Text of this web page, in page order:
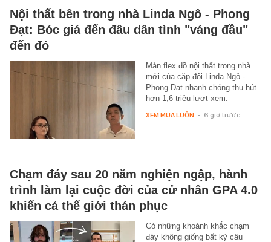
Nội thất bên trong nhà Linda Ngô - Phong
Đạt: Bóc giá đến đâu dân tình "váng đầu"
đến đó
Màn flex đồ nội thất trong nhà
mới của cặp đôi Linda Ngô -
Phong Đạt nhanh chóng thu hút
hơn 1,6 triệu lượt xem.
XEM MUA LUÔN - 6 giờ trước
Chạm đáy sau 20 năm nghiện ngập, hành
trình làm lại cuộc đời của cử nhân GPA 4.0
khiến cả thế giới thán phục
Có những khoảnh khắc chạm
đáy không giống bất kỳ câu